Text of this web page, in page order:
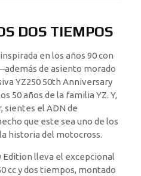
DOS TIEMPOS
en los años 90 con
de asiento morado
YZ250 50th Anniversary
50 años de la familia YZ. Y,
sientes el ADN de
que este sea uno de los
historia del motocross.
Edition lleva el excepcional
cc y dos tiempos, montado